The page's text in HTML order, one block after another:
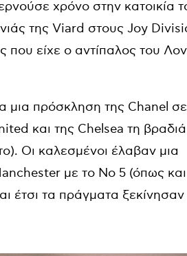
χρόνο στην κατοικία
της Viard στους Joy
που είχε ο αντίπαλος του
μια πρόσκληση της Chanel
και της Chelsea τη βραδιά
Οι καλεσμένοι έλαβαν μια
με το Νο 5 (όπως
έτσι τα πράγματα